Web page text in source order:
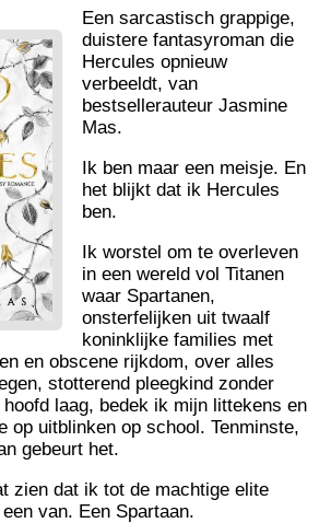
Een sarcastisch grappige,
duistere fantasyroman die
Hercules opnieuw
verbeeldt, van
bestsellerauteur Jasmine
Mas.
Ik ben maar een meisje. En
het blijkt dat ik Hercules
ben.
Ik worstel om te overleven
in een wereld vol Titanen
waar Spartanen,
onsterfelijken uit twaalf
koninklijke families met
en obscene rijkdom, over alles
stotterend pleegkind zonder
laag, bedek ik mijn littekens en
op uitblinken op school. Tenminste,
gebeurt het.
zien dat ik tot de machtige elite
van. Een Spartaan.